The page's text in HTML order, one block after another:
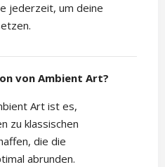
jederzeit, um deine
von Ambient Art?
Art ist es,
zu klassischen
die die
abrunden.